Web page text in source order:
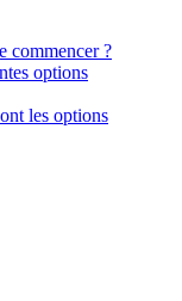
commencer ?
options
les options